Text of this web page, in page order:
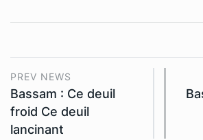
PREV NEWS
Bassam : Ce deuil
froid Ce deuil
lancinant